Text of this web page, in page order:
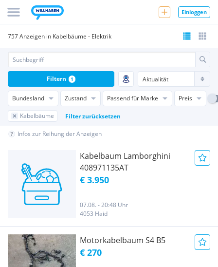
Einloggen
757 Anzeigen in Kabelbäume - Elektrik
Bundesland Zustand Passend für Marke Preis
Kabelbäume Filter zurücksetzen
Filtern 1
Infos zur Reihung der Anzeigen
Kabelbaum Lamborghini
408971135AT
€ 3.950
07.08. - 20:48 Uhr
4053 Haid
Motorkabelbaum S4 B5
€ 270